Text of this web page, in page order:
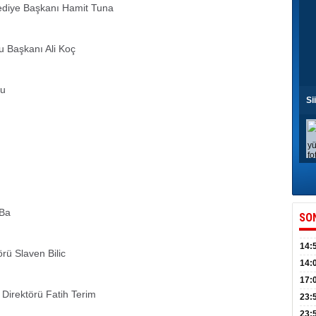
Başkanı Hamit Tuna
Başkanı Ali Koç
Slaven Bilic
Fatih Terim